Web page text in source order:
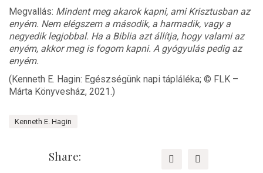
Megvallás: Mindent meg akarok kapni, ami Krisztusban az
enyém. Nem elégszem a második, a harmadik, vagy a
negyedik legjobbal. Ha a Biblia azt állítja, hogy valami az
enyém, akkor meg is fogom kapni. A gyógyulás pedig az
enyém.
(Kenneth E. Hagin: Egészségünk napi tápláléka; © FLK –
Márta Könyvesház, 2021.)
Kenneth E. Hagin
Share: